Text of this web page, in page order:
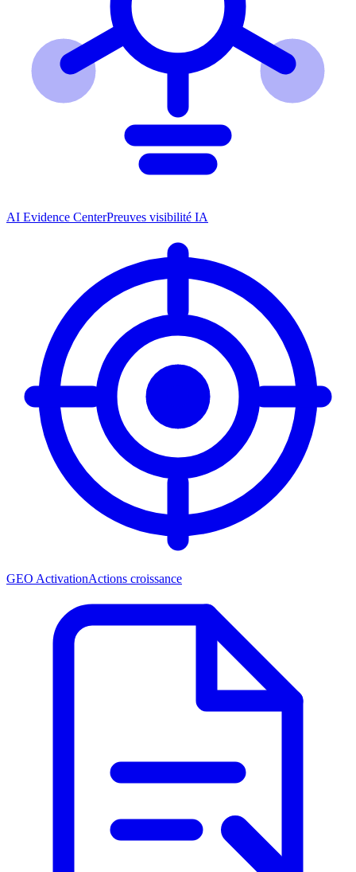
AI Evidence CenterPreuves visibilité IA
GEO ActivationActions croissance